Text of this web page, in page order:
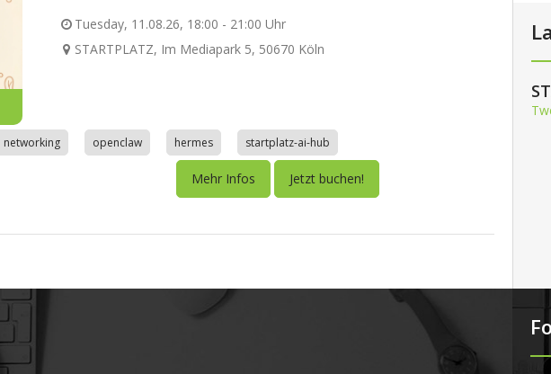
Tuesday, 11.08.26, 18:00 - 21:00 Uhr
STARTPLATZ, Im Mediapark 5, 50670 Köln
networking openclaw hermes startplatz-ai-hub
Mehr Infos Jetzt buchen!